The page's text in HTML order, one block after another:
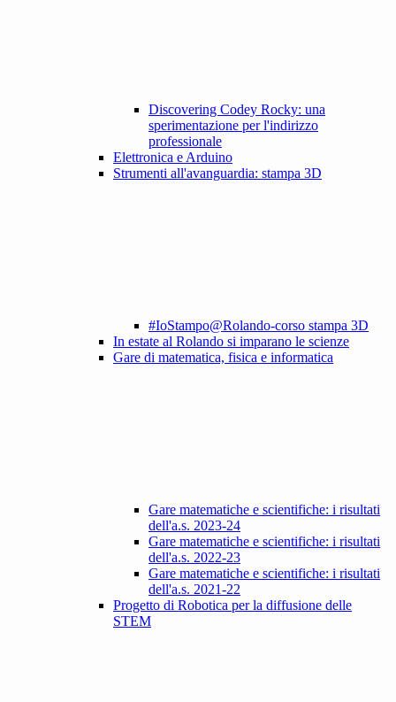
Discovering Codey Rocky: una
sperimentazione per l'indirizzo
professionale
Elettronica e Arduino
Strumenti all'avanguardia: stampa 3D
#IoStampo@Rolando-corso stampa 3D
In estate al Rolando si imparano le scienze
Gare di matematica, fisica e informatica
Gare matematiche e scientifiche: i risultati
dell'a.s. 2023-24
Gare matematiche e scientifiche: i risultati
dell'a.s. 2022-23
Gare matematiche e scientifiche: i risultati
dell'a.s. 2021-22
Progetto di Robotica per la diffusione delle
STEM